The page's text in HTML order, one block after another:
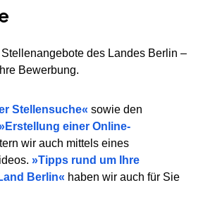
des Landes Berlin –
Bewerbung.
Stellensuche
sowie den
Erstellung einer Online-
wir auch mittels eines
Tipps rund um Ihre
Berlin
haben wir auch für Sie